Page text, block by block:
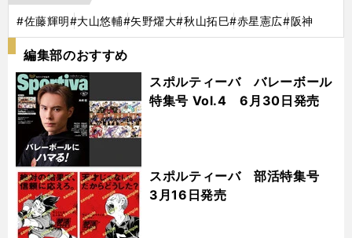
#佐藤輝明#大山悠輔#矢野燿大#秋山拓巳#赤星憲広#阪神
編集部のおすすめ
スポルティーバ バレーボール
特集号 Vol.4 6月30日発売
スポルティーバ 部活特集号
3月16日発売